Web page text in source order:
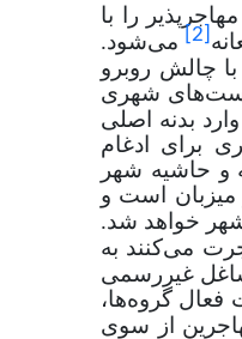
را با
[2] می‌شود.
چالش روبرو
شهری
بدنه اصلی
برای ادغام
و حاشیه شهر
است و
شهر خواهد شد.
می‌کنند به
غیررسمی
فعال گروهها،
از سوی